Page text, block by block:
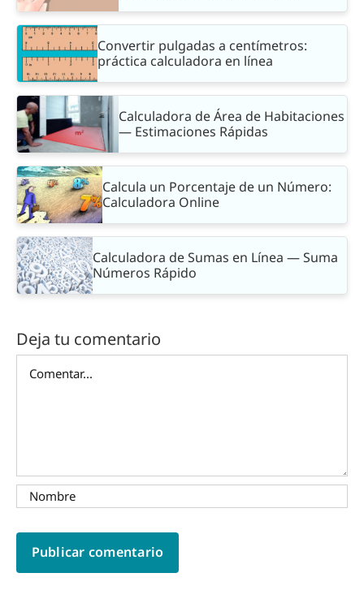
Convertir pulgadas a centímetros:
práctica calculadora en línea
Calculadora de Área de Habitaciones
— Estimaciones Rápidas
Calcula un Porcentaje de un Número:
Calculadora Online
Calculadora de Sumas en Línea — Suma
Números Rápido
Deja tu comentario